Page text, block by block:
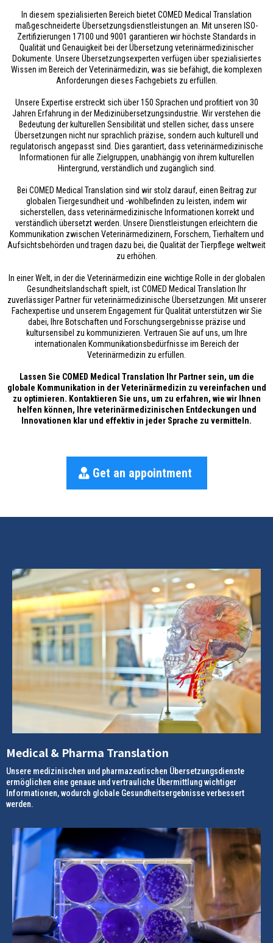
In diesem spezialisierten Bereich bietet COMED Medical Translation
maßgeschneiderte Übersetzungsdienstleistungen an. Mit unseren ISO-
Zertifizierungen 17100 und 9001 garantieren wir höchste Standards in
Qualität und Genauigkeit bei der Übersetzung veterinärmedizinischer
Dokumente. Unsere Übersetzungsexperten verfügen über spezialisiertes
Wissen im Bereich der Veterinärmedizin, was sie befähigt, die komplexen
Anforderungen dieses Fachgebiets zu erfüllen.
Unsere Expertise erstreckt sich über 150 Sprachen und profitiert von 30
Jahren Erfahrung in der Medizinübersetzungsindustrie. Wir verstehen die
Bedeutung der kulturellen Sensibilität und stellen sicher, dass unsere
Übersetzungen nicht nur sprachlich präzise, sondern auch kulturell und
regulatorisch angepasst sind. Dies garantiert, dass veterinärmedizinische
Informationen für alle Zielgruppen, unabhängig von ihrem kulturellen
Hintergrund, verständlich und zugänglich sind.
Bei COMED Medical Translation sind wir stolz darauf, einen Beitrag zur
globalen Tiergesundheit und -wohlbefinden zu leisten, indem wir
sicherstellen, dass veterinärmedizinische Informationen korrekt und
verständlich übersetzt werden. Unsere Dienstleistungen erleichtern die
Kommunikation zwischen Veterinärmedizinern, Forschern, Tierhaltern und
Aufsichtsbehörden und tragen dazu bei, die Qualität der Tierpflege weltweit
zu erhöhen.
In einer Welt, in der die Veterinärmedizin eine wichtige Rolle in der globalen
Gesundheitslandschaft spielt, ist COMED Medical Translation Ihr
zuverlässiger Partner für veterinärmedizinische Übersetzungen. Mit unserer
Fachexpertise und unserem Engagement für Qualität unterstützen wir Sie
dabei, Ihre Botschaften und Forschungsergebnisse präzise und
kultursensibel zu kommunizieren. Vertrauen Sie auf uns, um Ihre
internationalen Kommunikationsbedürfnisse im Bereich der
Veterinärmedizin zu erfüllen.
Lassen Sie COMED Medical Translation Ihr Partner sein, um die
globale Kommunikation in der Veterinärmedizin zu vereinfachen und
zu optimieren. Kontaktieren Sie uns, um zu erfahren, wie wir Ihnen
helfen können, Ihre veterinärmedizinischen Entdeckungen und
Innovationen klar und effektiv in jeder Sprache zu vermitteln.
Get an appointment
Medical & Pharma Translation
Unsere medizinischen und pharmazeutischen Übersetzungsdienste
ermöglichen eine genaue und vertrauliche Übermittlung wichtiger
Informationen, wodurch globale Gesundheitsergebnisse verbessert
werden.